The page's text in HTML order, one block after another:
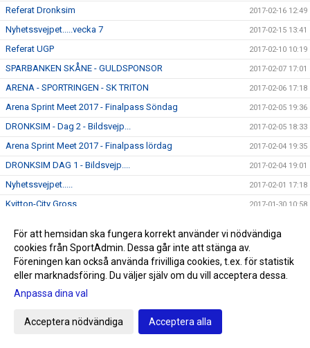
Referat Dronksim 2017-02-16 12:49
Nyhetssvejpet.....vecka 7 2017-02-15 13:41
Referat UGP 2017-02-10 10:19
SPARBANKEN SKÅNE - GULDSPONSOR 2017-02-07 17:01
ARENA - SPORTRINGEN - SK TRITON 2017-02-06 17:18
Arena Sprint Meet 2017 - Finalpass Söndag 2017-02-05 19:36
DRONKSIM - Dag 2 - Bildsvejp... 2017-02-05 18:33
Arena Sprint Meet 2017 - Finalpass lördag 2017-02-04 19:35
DRONKSIM DAG 1 - Bildsvejp.... 2017-02-04 19:01
Nyhetssvejpet..... 2017-02-01 17:18
Kvitton-City Gross 2017-01-30 10:58
Grand Prix Malmö - DAG 2
Kiosken inför Dronksimmet 2017-01-27 13:00
Nyhetssvejpet... 2017-01-26 14:00
Level 1 - Simmarhälsningar
SERIESIM - Resultat
För att hemsidan ska fungera korrekt använder vi nödvändiga
cookies från SportAdmin. Dessa går inte att stänga av.
Föreningen kan också använda frivilliga cookies, t.ex. för statistik
eller marknadsföring. Du väljer själv om du vill acceptera dessa.
Anpassa dina val
Acceptera nödvändiga Acceptera alla